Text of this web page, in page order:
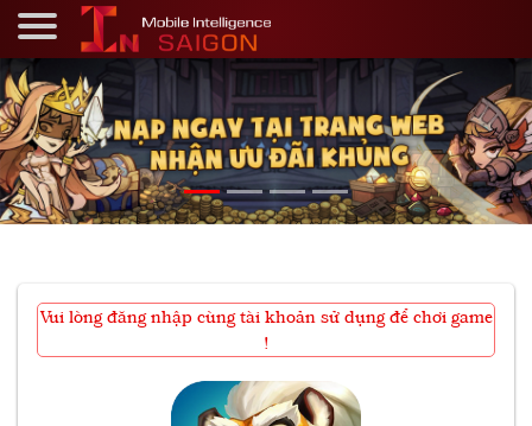
Vui lòng đăng nhập cùng tài khoản sử dụng để chơi game
!